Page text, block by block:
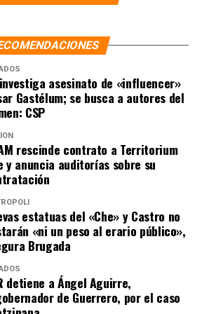
La UNAM
zJxShliF0W
31, 2022
DERECHO
FES ARAGON
PRINCIPAL SCJN
TESIS
asesinato de «influencer»
Gastélum; se busca a autores del
CSP
rescinde contrato a Territorium
y anuncia auditorías sobre su
estatuas del «Che» y Castro no
«ni un peso al erario público»,
Brugada
detiene a Ángel Aguirre,
de Guerrero, por el caso